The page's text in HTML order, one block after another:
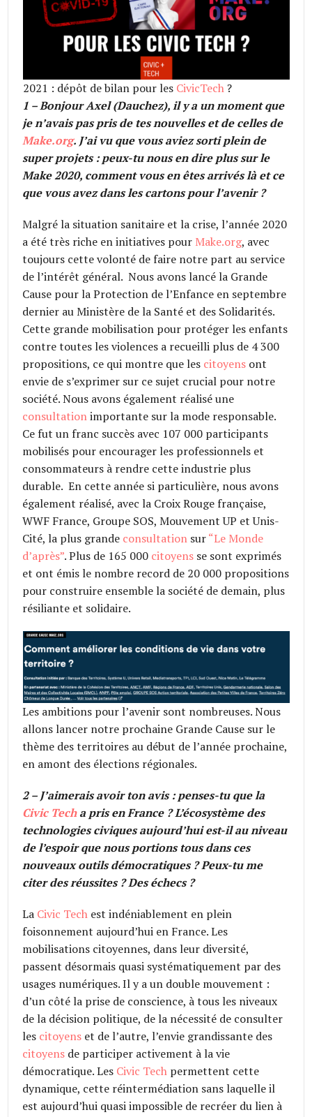
2021 : dépôt de bilan pour les CivicTech?
1 – Bonjour Axel (Dauchez), il y a un moment que
je n’avais pas pris de tes nouvelles et de celles de
Make.org. J’ai vu que vous aviez sorti plein de
super projets : peux-tu nous en dire plus sur le
Make 2020, comment vous en êtes arrivés là et ce
que vous avez dans les cartons pour l’avenir ?
Malgré la situation sanitaire et la crise, l’année 2020
a été très riche en initiatives pour Make.org, avec
toujours cette volonté de faire notre part au service
de l’intérêt général. Nous avons lancé la Grande
Cause pour la Protection de l’Enfance en septembre
dernier au Ministère de la Santé et des Solidarités.
Cette grande mobilisation pour protéger les enfants
contre toutes les violences a recueilli plus de 4 300
propositions, ce qui montre que les citoyens ont
envie de s’exprimer sur ce sujet crucial pour notre
société. Nous avons également réalisé une
consultationimportante sur la mode responsable.
Ce fut un franc succès avec 107 000 participants
mobilisés pour encourager les professionnels et
consommateurs à rendre cette industrie plus
durable. En cette année si particulière, nous avons
également réalisé, avec la Croix Rouge française,
WWF France, Groupe SOS, Mouvement UP et Unis-
Cité, la plus grande consultation sur“Le Monde
d’après”. Plus de 165 000 citoyens se sont exprimés
et ont émis le nombre record de 20 000 propositions
pour construire ensemble la société de demain, plus
résiliante et solidaire.
Les ambitions pour l’avenir sont nombreuses. Nous
allons lancer notre prochaine Grande Cause sur le
thème des territoires au début de l’année prochaine,
en amont des élections régionales.
2 – J’aimerais avoir ton avis : penses-tu que la
Civic Techa pris en France ? L’écosystème des
technologies civiques aujourd’hui est-il au niveau
de l’espoir que nous portions tous dans ces
nouveaux outils démocratiques ? Peux-tu me
citer des réussites ? Des échecs ?
La Civic Tech est indéniablement en plein
foisonnement aujourd’hui en France. Les
mobilisations citoyennes, dans leur diversité,
passent désormais quasi systématiquement par des
usages numériques. Il y a un double mouvement :
d’un côté la prise de conscience, à tous les niveaux
de la décision politique, de la nécessité de consulter
les citoyens et de l’autre, l’envie grandissante des
citoyens de participer activement à la vie
démocratique. Les Civic Tech permettent cette
dynamique, cette réintermédiation sans laquelle il
est aujourd’hui quasi impossible de recréer du lien à